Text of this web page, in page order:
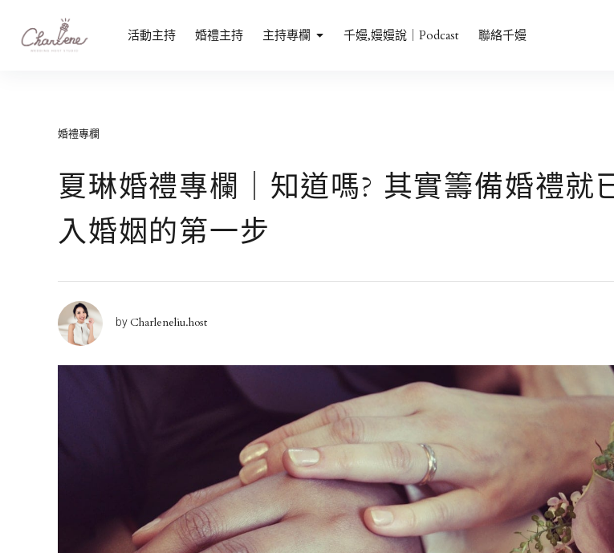
content
專業活動主持人劉千嫚｜媒體活動主持、記者會主持、中英雙語、品牌發表會
專業活動主持人劉千嫚｜中英雙語、記者會、品牌發表會首選
活動主持 婚禮主持 主持專欄 千嫚,嫚嫚說｜Podcast 聯絡千嫚
婚禮專欄
夏琳婚禮專欄｜知道嗎? 其實籌備婚禮就
入婚姻的第一步
byCharleneliu.host